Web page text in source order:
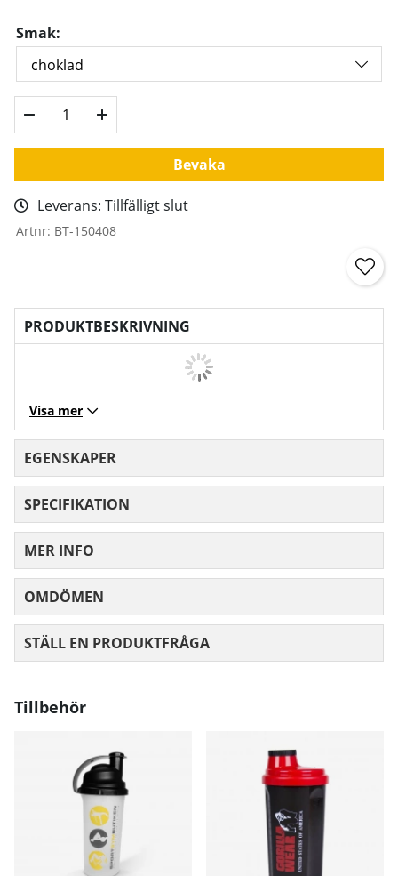
Smak:
Bevaka
Leverans: Tillfälligt slut
Artnr: BT-150408
PRODUKTBESKRIVNING
Visa mer
EGENSKAPER
SPECIFIKATION
MER INFO
OMDÖMEN
STÄLL EN PRODUKTFRÅGA
Tillbehör